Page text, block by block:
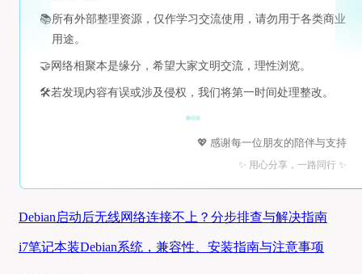
📚所有外部整理资源，仅作学习交流使用，请勿用于各类商业
用途。
🤝 网络相聚本是缘分，希望大家文明交流，理性浏览。
🛠️若发现内容有误或涉及侵权，我们将第一时间处理整改。
💖 感谢每一位朋友的陪伴与支持
✨ 用心分享，一路同行 ✨
Debian启动后无线网络连接不上？分步排查与解决指南
i7笔记本装Debian系统，兼容性、安装指南与注意事项